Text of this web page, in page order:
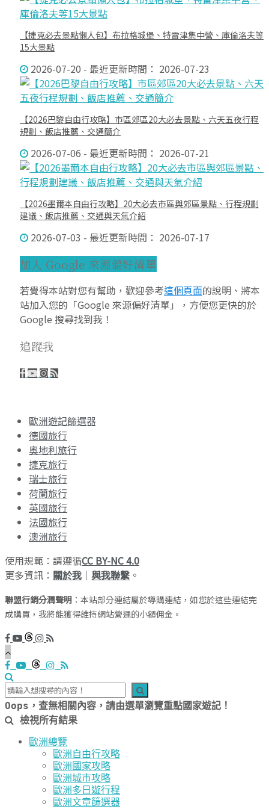
【捷克必去景點懶人包】布拉格城堡、特雷津集中營、庫倫洛夫等
15大景點
2026-07-20 - 最近更新時間： 2026-07-23
【2026巴黎自由行攻略】市區郊區20大必去景點、六天五夜行程
規劃、飯店推薦、交通簡介
2026-07-06 - 最近更新時間： 2026-07-21
【2026墨爾本自由行攻略】20大必去市區與郊區景點、行程規劃
建議、飯店推薦、交通與天氣介紹
2026-07-03 - 最近更新時間： 2026-07-17
加入 Google 來源偏好清單
若覺得本站對您有幫助，歡迎參考這個頁面的說明、將本
站加入您的「Google 來源偏好清單」，方便您更快的於
Google 搜尋找到我！
追蹤我
歐洲遊記篩選器
德國旅行
奧地利旅行
捷克旅行
瑞士旅行
荷蘭旅行
英國旅行
法國旅行
澳洲旅行
使用規範：請遵循CC BY-NC 4.0
更多資訊： 關於我 ｜ 與我聯繫 。
聯盟行銷分潤聲明 ：本站部分連結屬於導購連結，如您於這些連結完
成購買，我將能獲得維持網站營運的小額佣金。
Oops，查無相關內容，請由選單瀏覽重點國家遊記！
檢視所有結果
歐洲總覽
歐洲自由行攻略
歐洲國家攻略
歐洲城市攻略
歐洲多日遊行程
歐洲文章篩選器